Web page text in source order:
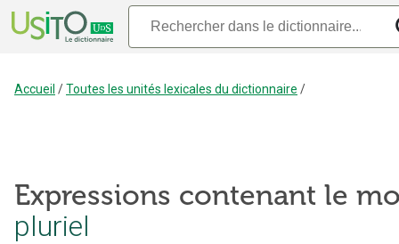
Accueil /Toutes les unités lexicales du dictionnaire /
Expressions contenant le
pluriel